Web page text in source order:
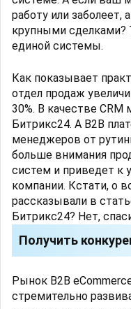
работу или заболеет,
крупными сделками?
единой системы.
Как показывает
отдел продаж
30%. В качестве
Битрикс24. А B2B
менеджеров от
больше внимания
систем и приведет к
компании. Кстати, о
рассказывали в
Битрикс24? Нет,
Получить
Рынок B2B
стремительно